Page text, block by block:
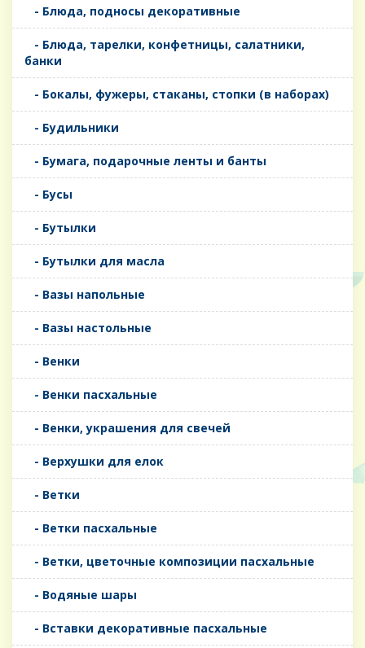
- Блюда, подносы декоративные
- Блюда, тарелки, конфетницы, салатники,
банки
- Бокалы, фужеры, стаканы, стопки (в наборах)
- Будильники
- Бумага, подарочные ленты и банты
- Бусы
- Бутылки
- Бутылки для масла
- Вазы напольные
- Вазы настольные
- Венки
- Венки пасхальные
- Венки, украшения для свечей
- Верхушки для елок
- Ветки
- Ветки пасхальные
- Ветки, цветочные композиции пасхальные
- Водяные шары
- Вставки декоративные пасхальные